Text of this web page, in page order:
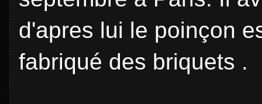
d'apres lui le poinçon
fabriqué des briquets .